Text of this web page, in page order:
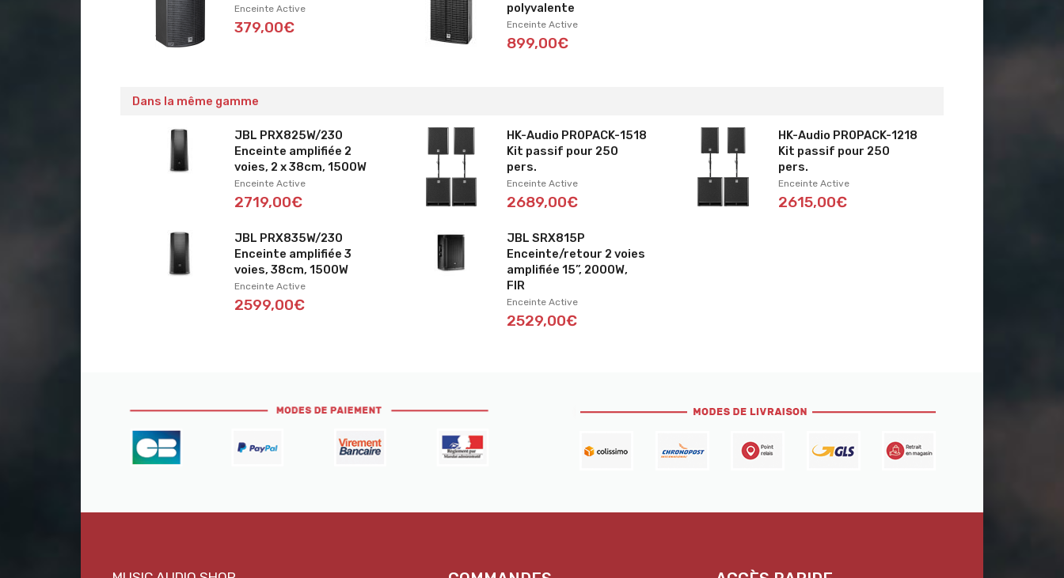
Enceinte Active
379,00€
polyvalente
Enceinte Active
899,00€
Dans la même gamme
JBL PRX825W/230
Enceinte amplifiée 2
voies, 2 x 38cm, 1500W
Enceinte Active
2719,00€
HK-Audio PROPACK-1518
Kit passif pour 250
pers.
Enceinte Active
2689,00€
HK-Audio PROPACK-1218
Kit passif pour 250
pers.
Enceinte Active
2615,00€
JBL PRX835W/230
Enceinte amplifiée 3
voies, 38cm, 1500W
Enceinte Active
2599,00€
JBL SRX815P
Enceinte/retour 2 voies
amplifiée 15”, 2000W,
FIR
Enceinte Active
2529,00€